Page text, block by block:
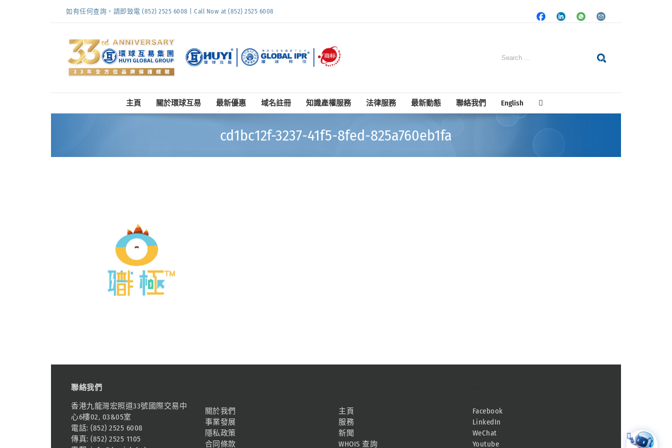
如有任何查詢，請即致電 (852) 2525 6008 | Call Now at (852) 2525 6008
FacebookLinkedInWhatsapp
Email
Search
主頁 關於環球互易 最新優惠 域名註冊 知識產權服務 法律服務 最新動態 聯絡我們 English
cd1bc12f-3237-41f5-8fed-825a760eb1fa
聯絡我們
香港九龍灣宏照道33號國際交易中
心6樓02, 03&05室
電話: (852) 2525 6008
傳真: (852) 2525 1105
關於我們
事業發展
隱私政策
合同條款
主頁
服務
新聞
WHOIS 查詢
Facebook
LinkedIn
WeChat
Youtube